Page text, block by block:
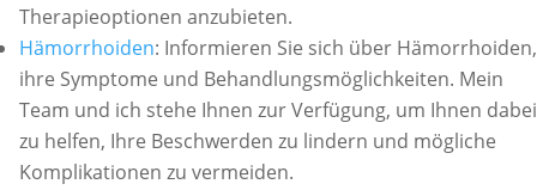
Therapieoptionen anzubieten.
Hämorrhoiden: Informieren Sie sich über Hämorrhoiden,
ihre Symptome und Behandlungsmöglichkeiten. Mein
Team und ich stehe Ihnen zur Verfügung, um Ihnen dabei
zu helfen, Ihre Beschwerden zu lindern und mögliche
Komplikationen zu vermeiden.